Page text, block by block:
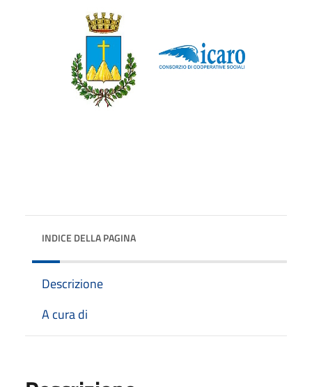
INDICE DELLA PAGINA
Descrizione
A cura di